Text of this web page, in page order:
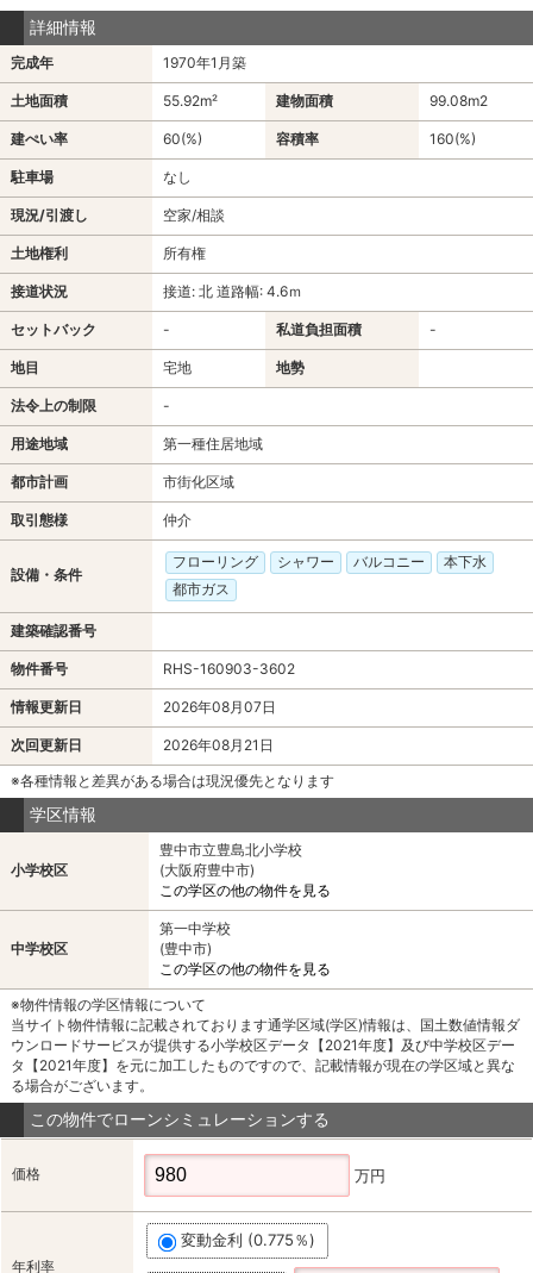
詳細情報
完成年 1970年1月築
土地面積 55.92m² 建物面積 99.08m2
建ぺい率 60(%) 容積率 160(%)
駐車場 なし
現況/引渡し 空家/相談
土地権利 所有権
接道状況 接道: 北 道路幅: 4.6ｍ
セットバック - 私道負担面積 -
地目 宅地 地勢
法令上の制限 -
用途地域 第一種住居地域
都市計画 市街化区域
取引態様 仲介
設備・条件
フローリング シャワー バルコニー
本下水
都市ガス
建築確認番号
物件番号 RHS-160903-3602
情報更新日 2026年08月07日
次回更新日
2026年08月21日
※各種情報と差異がある場合は現況優先となります
学区情報
小学校区
豊中市立豊島北小学校
(大阪府豊中市)
この学区の他の物件を見る
中学校区
第一中学校
(豊中市)
この学区の他の物件を見る
※物件情報の学区情報について
当サイト物件情報に記載されております通学区域(学区)情報は、国土数値情報ダ
ウンロードサービスが提供する小学校区データ【2021年度】及び中学校区デー
タ【2021年度】を元に加工したものですので、記載情報が現在の学区域と異な
る場合がございます。
この物件でローンシミュレーションする
価格 万円
年利率
変動金利 (0.775％)